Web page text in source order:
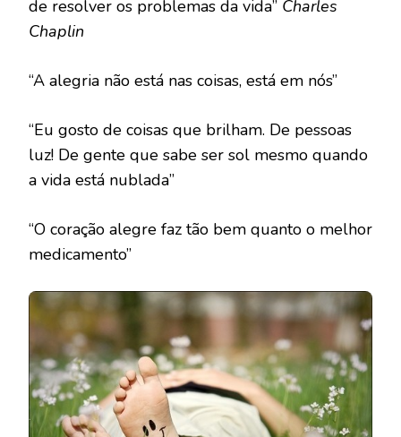
de resolver os problemas da vida” Charles
Chaplin
“A alegria não está nas coisas, está em nós”
“Eu gosto de coisas que brilham. De pessoas
luz! De gente que sabe ser sol mesmo quando
a vida está nublada”
“O coração alegre faz tão bem quanto o melhor
medicamento”